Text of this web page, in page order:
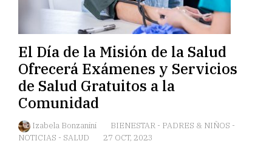
El Día de la Misión de la Salud
Ofrecerá Exámenes y Servicios
de Salud Gratuitos a la
Comunidad
Izabela Bonzanini BIENESTAR - PADRES & NIÑOS -
NOTICIAS - SALUD 27 OCT, 2023